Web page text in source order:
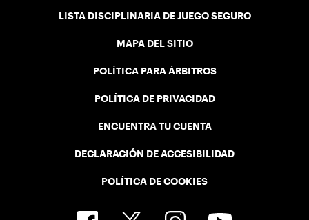
LISTA DISCIPLINARIA DE JUEGO SEGURO
MAPA DEL SITIO
POLÍTICA PARA ÁRBITROS
POLÍTICA DE PRIVACIDAD
ENCUENTRA TU CUENTA
DECLARACIÓN DE ACCESIBILIDAD
POLÍTICA DE COOKIES